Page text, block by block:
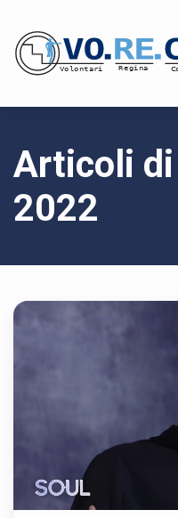
Articoli di
2022